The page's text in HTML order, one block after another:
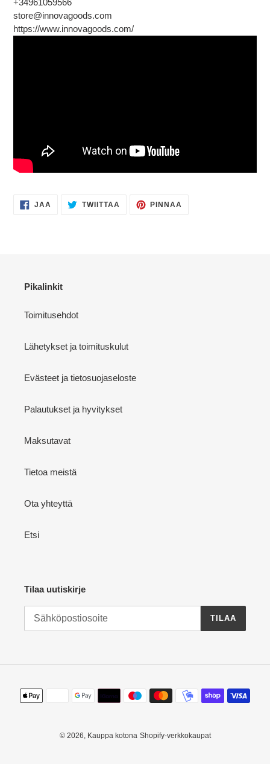
+34961059566
store@innovagoods.com
https://www.innovagoods.com/
JAA
FACEBOOKISSA
TWIITTAA TWIITTAA
TWITTERISSÄ
PINNAA
Pikalinkit
Toimitusehdot
Lähetykset ja toimituskulut
Evästeet ja tietosuojaseloste
Palautukset ja hyvitykset
Maksutavat
Tietoa meistä
Ota yhteyttä
Etsi
Tilaa uutiskirje
TILAA
Maksutavat
© 2026, Kauppa kotona Shopify-verkkokaupat